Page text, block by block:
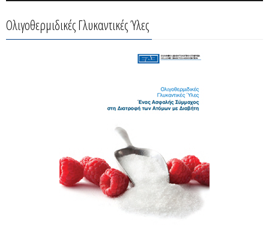
Ολιγοθερμιδικές Γλυκαντικές Ύλες